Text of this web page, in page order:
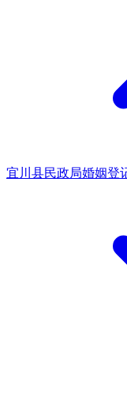
宜川县民政局婚姻登